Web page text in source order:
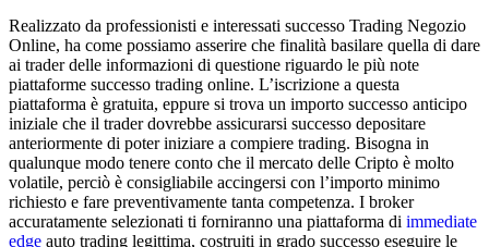
Realizzato da professionisti e interessati successo Trading Negozio
Online, ha come possiamo asserire che finalità basilare quella di dare
ai trader delle informazioni di questione riguardo le più note
piattaforme successo trading online. L’iscrizione a questa
piattaforma è gratuita, eppure si trova un importo successo anticipo
iniziale che il trader dovrebbe assicurarsi successo depositare
anteriormente di poter iniziare a compiere trading. Bisogna in
qualunque modo tenere conto che il mercato delle Cripto è molto
volatile, perciò è consigliabile accingersi con l’importo minimo
richiesto e fare preventivamente tanta competenza. I broker
accuratamente selezionati ti forniranno una piattaforma di immediate
edge auto trading legittima, costruiti in grado successo eseguire le